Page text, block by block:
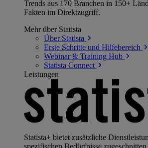
Trends aus 170 Branchen in 150+
Fakten im Direktzugriff.
Mehr über Statista
Über Statista
Erste Schritte und Hilfebereich
Webinar & Training Hub
Statista Connect
Leistungen
Statista+ bietet zusätzliche
spezifischen Bedürfnisse